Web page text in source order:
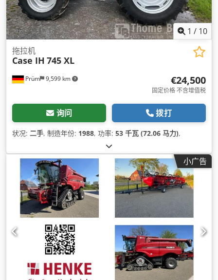
1 / 10
Prüm 9,599 km
拖拉机
Case IH 745 XL
€24,500
固定价格 不含增值税
询问 拨打
状况: 二手, 制造年份: 1988, 功率: 53 千瓦 (72.06 马力),
小广告